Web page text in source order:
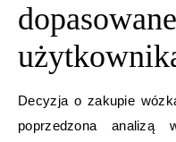
Decyzja o zakupie
poprzedzona analizą